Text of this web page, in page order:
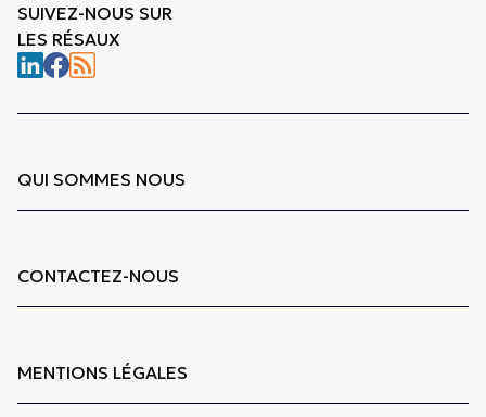
SUIVEZ-NOUS SUR
LES RÉSAUX
QUI SOMMES NOUS
CONTACTEZ-NOUS
MENTIONS LÉGALES